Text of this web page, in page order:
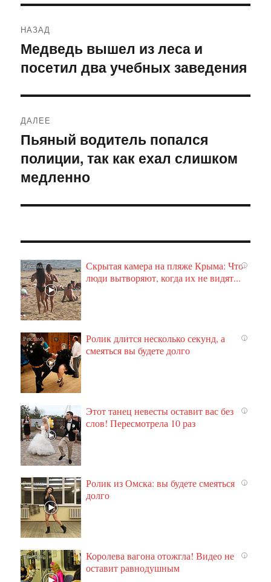
по
записям
НАЗАД
Предыдущая
запись:
Медведь вышел из леса и
посетил два учебных заведения
ДАЛЕЕ
Следующая
запись:
Пьяный водитель попался
полиции, так как ехал слишком
медленно
i
Скрытая камера на пляже Крыма: Что
люди вытворяют, когда их не видят...
i
Ролик длится несколько секунд, а
смеяться вы будете долго
i
Этот танец невесты оставит вас без
слов! Пересмотрела 10 раз
i
Ролик из Омска: вы будете смеяться
долго
i
Королева вагона отожгла! Видео не
оставит равнодушным